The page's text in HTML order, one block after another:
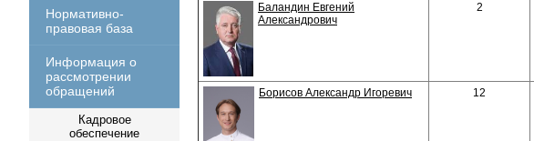
Нормативно-
правовая база
Информация о
рассмотрении
обращений
Кадровое
обеспечение
Баландин Евгений
Александрович
2
Борисов Александр Игоревич 12